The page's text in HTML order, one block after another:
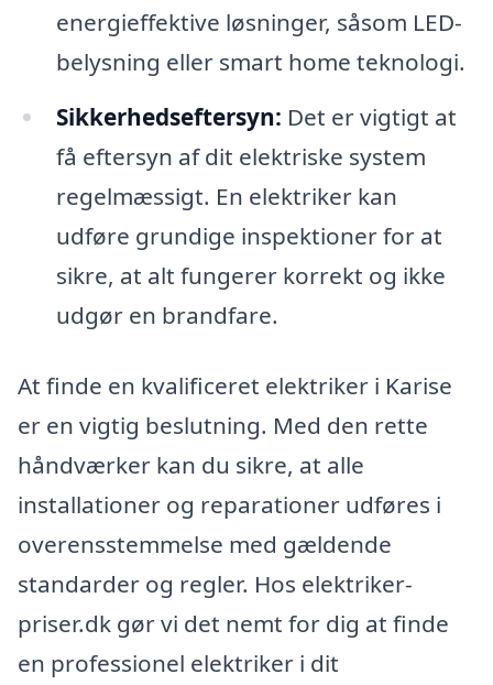
energieffektive løsninger, såsom LED-
belysning eller smart home teknologi.
Sikkerhedseftersyn: Det er vigtigt at
få eftersyn af dit elektriske system
regelmæssigt. En elektriker kan
udføre grundige inspektioner for at
sikre, at alt fungerer korrekt og ikke
udgør en brandfare.
At finde en kvalificeret elektriker i Karise
er en vigtig beslutning. Med den rette
håndværker kan du sikre, at alle
installationer og reparationer udføres i
overensstemmelse med gældende
standarder og regler. Hos elektriker-
priser.dk gør vi det nemt for dig at finde
en professionel elektriker i dit